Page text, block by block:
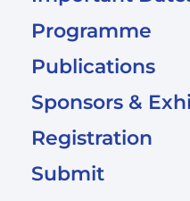
Programme
Publications
Sponsors &
Registration
Submit